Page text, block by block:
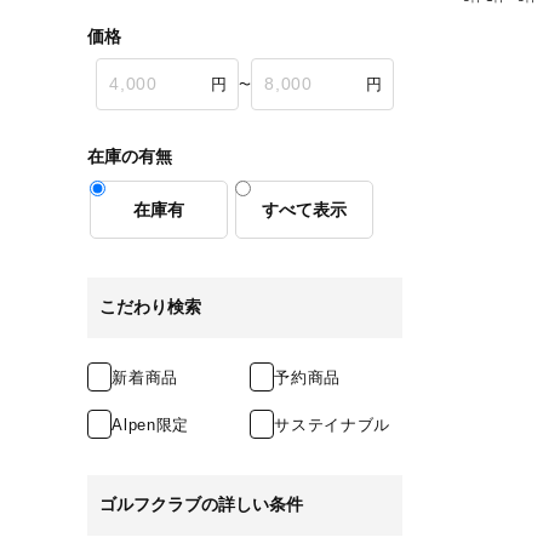
価格
〜
在庫の有無
在庫有 すべて表示
こだわり検索
新着商品 予約商品
Alpen限定 サステイナブル
ゴルフクラブの詳しい条件